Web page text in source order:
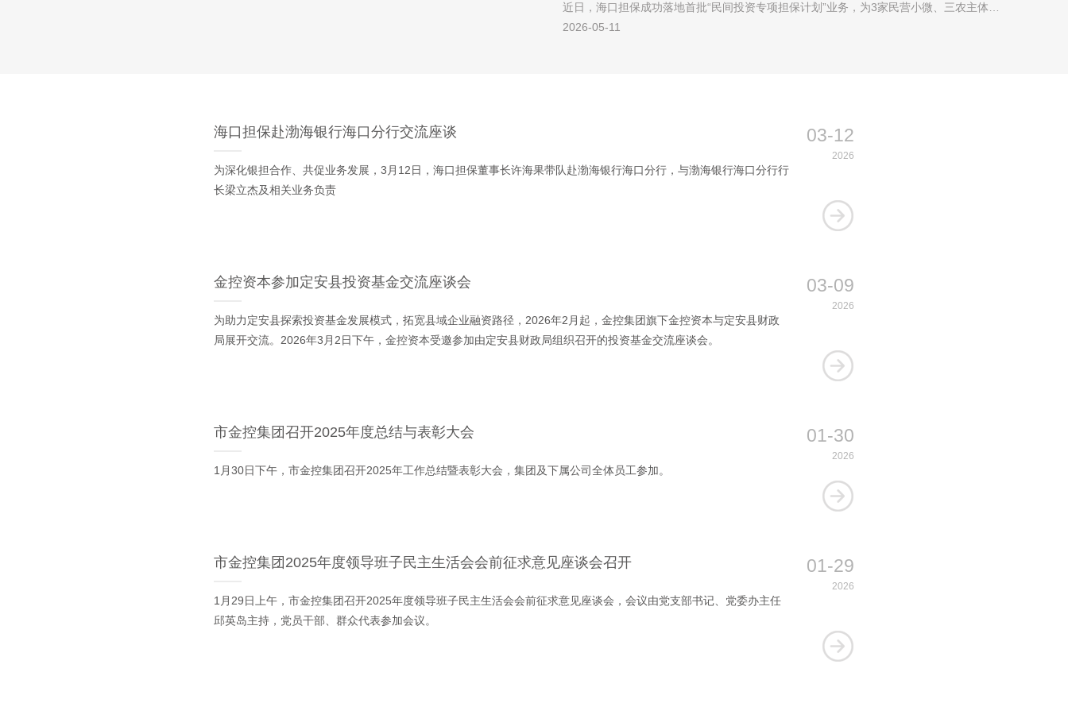
近日，海口担保成功落地首批“民间投资专项担保计划”业务，为3家民营小微、三农主体提
供担保支持，总金额达265万元。...
2026-05-11
海口担保赴渤海银行海口分行交流座谈 03-12
2026
为深化银担合作、共促业务发展，3月12日，海口担保董事长许海果带队赴渤海银行海口分行，与渤海银行海口分行行
长梁立杰及相关业务负责
金控资本参加定安县投资基金交流座谈会 03-09
2026
为助力定安县探索投资基金发展模式，拓宽县域企业融资路径，2026年2月起，金控集团旗下金控资本与定安县财政
局展开交流。2026年3月2日下午，金控资本受邀参加由定安县财政局组织召开的投资基金交流座谈会。
市金控集团召开2025年度总结与表彰大会 01-30
2026
1月30日下午，市金控集团召开2025年工作总结暨表彰大会，集团及下属公司全体员工参加。
市金控集团2025年度领导班子民主生活会会前征求意见座谈会召开 01-29
2026
1月29日上午，市金控集团召开2025年度领导班子民主生活会会前征求意见座谈会，会议由党支部书记、党委办主任
邱英岛主持，党员干部、群众代表参加会议。